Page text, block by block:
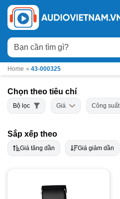
Bỏ
qua
nội
dung
Tìm
kiếm:
Home » 43-000325
Chọn theo tiêu chí
Bộ lọc Giá Công suất
Sắp xếp theo
Giá tăng dần Giá giảm dần